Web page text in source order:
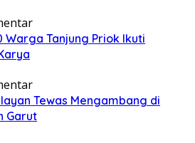
Warga Tanjung Priok Ikuti
Tewas Mengambang di
Garut